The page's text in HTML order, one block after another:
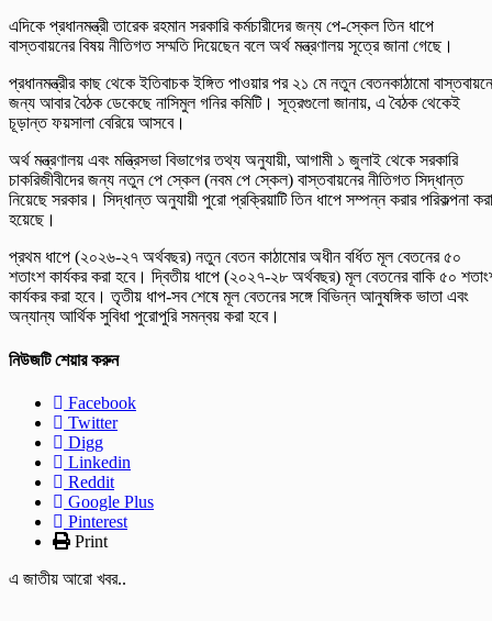
এদিকে প্রধানমন্ত্রী তারেক রহমান সরকারি কর্মচারীদের জন্য পে-স্কেল তিন ধাপে
বাস্তবায়নের বিষয় নীতিগত সম্মতি দিয়েছেন বলে অর্থ মন্ত্রণালয় সূত্রে জানা গেছে।
প্রধানমন্ত্রীর কাছ থেকে ইতিবাচক ইঙ্গিত পাওয়ার পর ২১ মে নতুন বেতনকাঠামো
জন্য আবার বৈঠক ডেকেছে নাসিমুল গনির কমিটি। সূত্রগুলো জানায়, এ বৈঠক থেকেই
চূড়ান্ত ফয়সালা বেরিয়ে আসবে।
অর্থ মন্ত্রণালয় এবং মন্ত্রিসভা বিভাগের তথ্য অনুযায়ী, আগামী ১ জুলাই থেকে সরকারি
চাকরিজীবীদের জন্য নতুন পে স্কেল (নবম পে স্কেল) বাস্তবায়নের নীতিগত সিদ্ধান্ত
নিয়েছে সরকার। সিদ্ধান্ত অনুযায়ী পুরো প্রক্রিয়াটি তিন ধাপে সম্পন্ন করার পরিকল্পনা করা
হয়েছে।
প্রথম ধাপে (২০২৬-২৭ অর্থবছর) নতুন বেতন কাঠামোর অধীন বর্ধিত মূল বেতনের ৫০
শতাংশ কার্যকর করা হবে। দ্বিতীয় ধাপে (২০২৭-২৮ অর্থবছর) মূল বেতনের বাকি ৫০
কার্যকর করা হবে। তৃতীয় ধাপ-সব শেষে মূল বেতনের সঙ্গে বিভিন্ন আনুষঙ্গিক ভাতা এবং
অন্যান্য আর্থিক সুবিধা পুরোপুরি সমন্বয় করা হবে।
নিউজটি শেয়ার করুন
Facebook
Twitter
Digg
Linkedin
Reddit
Google Plus
Pinterest
Print
এ জাতীয় আরো খবর..